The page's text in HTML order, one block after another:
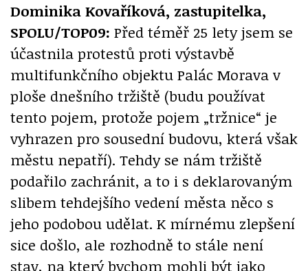
Dominika Kovaříková, zastupitelka,
SPOLU/TOP09: Před téměř 25 lety jsem se
účastnila protestů proti výstavbě
multifunkčního objektu Palác Morava v
ploše dnešního tržiště (budu používat
tento pojem, protože pojem „tržnice“ je
vyhrazen pro sousední budovu, která však
městu nepatří). Tehdy se nám tržiště
podařilo zachránit, a to i s deklarovaným
slibem tehdejšího vedení města něco s
jeho podobou udělat. K mírnému zlepšení
sice došlo, ale rozhodně to stále není
stav, na který bychom mohli být jako